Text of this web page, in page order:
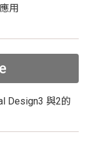
用
Design3 與2的